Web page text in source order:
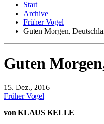
Start
Archive
Früher Vogel
Guten Morgen,
Guten
15. Dez., 2016
Früher Vogel
von KLAUS KELLE